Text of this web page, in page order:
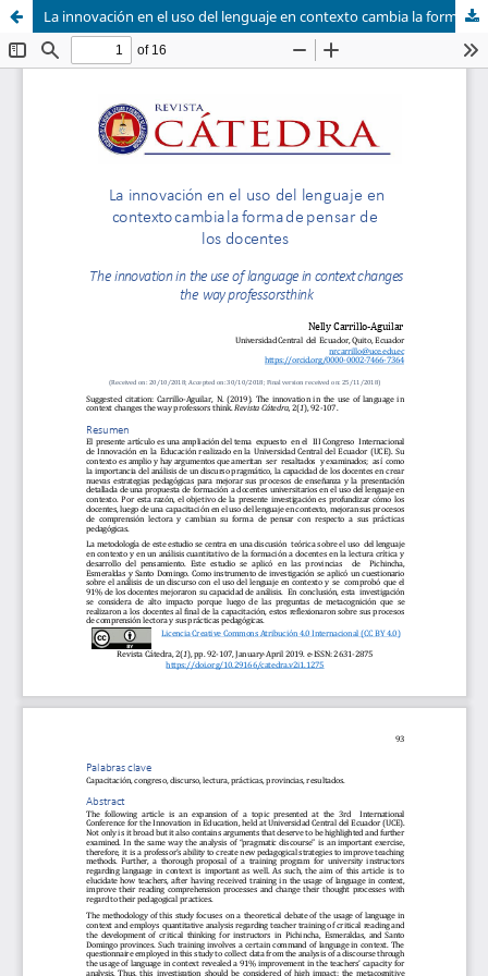
La innovación en el uso del lenguaje en contexto cambia la forma de pensar de los docentes